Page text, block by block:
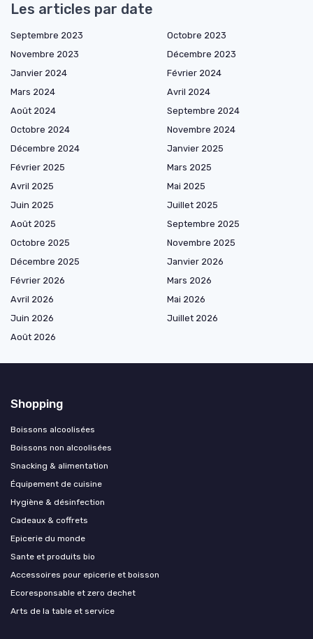
Les articles par date
Septembre 2023
Octobre 2023
Novembre 2023
Décembre 2023
Janvier 2024
Février 2024
Mars 2024
Avril 2024
Août 2024
Septembre 2024
Octobre 2024
Novembre 2024
Décembre 2024
Janvier 2025
Février 2025
Mars 2025
Avril 2025
Mai 2025
Juin 2025
Juillet 2025
Août 2025
Septembre 2025
Octobre 2025
Novembre 2025
Décembre 2025
Janvier 2026
Février 2026
Mars 2026
Avril 2026
Mai 2026
Juin 2026
Juillet 2026
Août 2026
Shopping
Boissons alcoolisées
Boissons non alcoolisées
Snacking & alimentation
Équipement de cuisine
Hygiène & désinfection
Cadeaux & coffrets
Epicerie du monde
Sante et produits bio
Accessoires pour epicerie et boisson
Ecoresponsable et zero dechet
Arts de la table et service